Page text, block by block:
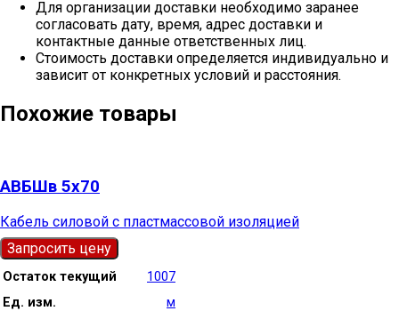
Для организации доставки необходимо заранее
согласовать дату, время, адрес доставки и
контактные данные ответственных лиц.
Стоимость доставки определяется индивидуально и
зависит от конкретных условий и расстояния.
Похожие товары
АВБШв 5х70
Кабель силовой с пластмассовой изоляцией
Запросить цену
Остаток текущий
1007
Ед. изм.
м